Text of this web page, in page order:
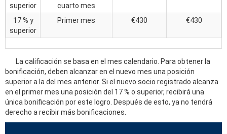
superior
cuarto mes
17 % y
superior
Primer mes €430 €430
La calificación se basa en el mes calendario. Para obtener la
bonificación, deben alcanzar en el nuevo mes una posición
superior a la del mes anterior. Si el nuevo socio registrado alcanza
en el primer mes una posición del 17 % o superior, recibirá una
única bonificación por este logro. Después de esto, ya no tendrá
derecho a recibir más bonificaciones.